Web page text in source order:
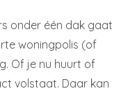
onder één dak gaat
woningpolis (of
Of je nu huurt of
volstaat. Daar kan